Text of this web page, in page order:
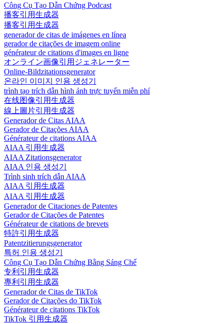
Công Cụ Tạo Dẫn Chứng Podcast
播客引用生成器
播客引用生成器
generador de citas de imágenes en línea
gerador de citações de imagem online
générateur de citations d'images en ligne
オンライン画像引用ジェネレーター
Online-Bildzitationsgenerator
온라인 이미지 인용 생성기
trình tạo trích dẫn hình ảnh trực tuyến miễn phí
在线图像引用生成器
線上圖片引用生成器
Generador de Citas AIAA
Gerador de Citações AIAA
Générateur de citations AIAA
AIAA 引用生成器
AIAA Zitationsgenerator
AIAA 인용 생성기
Trình sinh trích dẫn AIAA
AIAA 引用生成器
AIAA 引用生成器
Generador de Citaciones de Patentes
Gerador de Citações de Patentes
Générateur de citations de brevets
特許引用生成器
Patentzitierungsgenerator
특허 인용 생성기
Công Cụ Tạo Dẫn Chứng Bằng Sáng Chế
专利引用生成器
專利引用生成器
Generador de Citas de TikTok
Gerador de Citações do TikTok
Générateur de citations TikTok
TikTok 引用生成器